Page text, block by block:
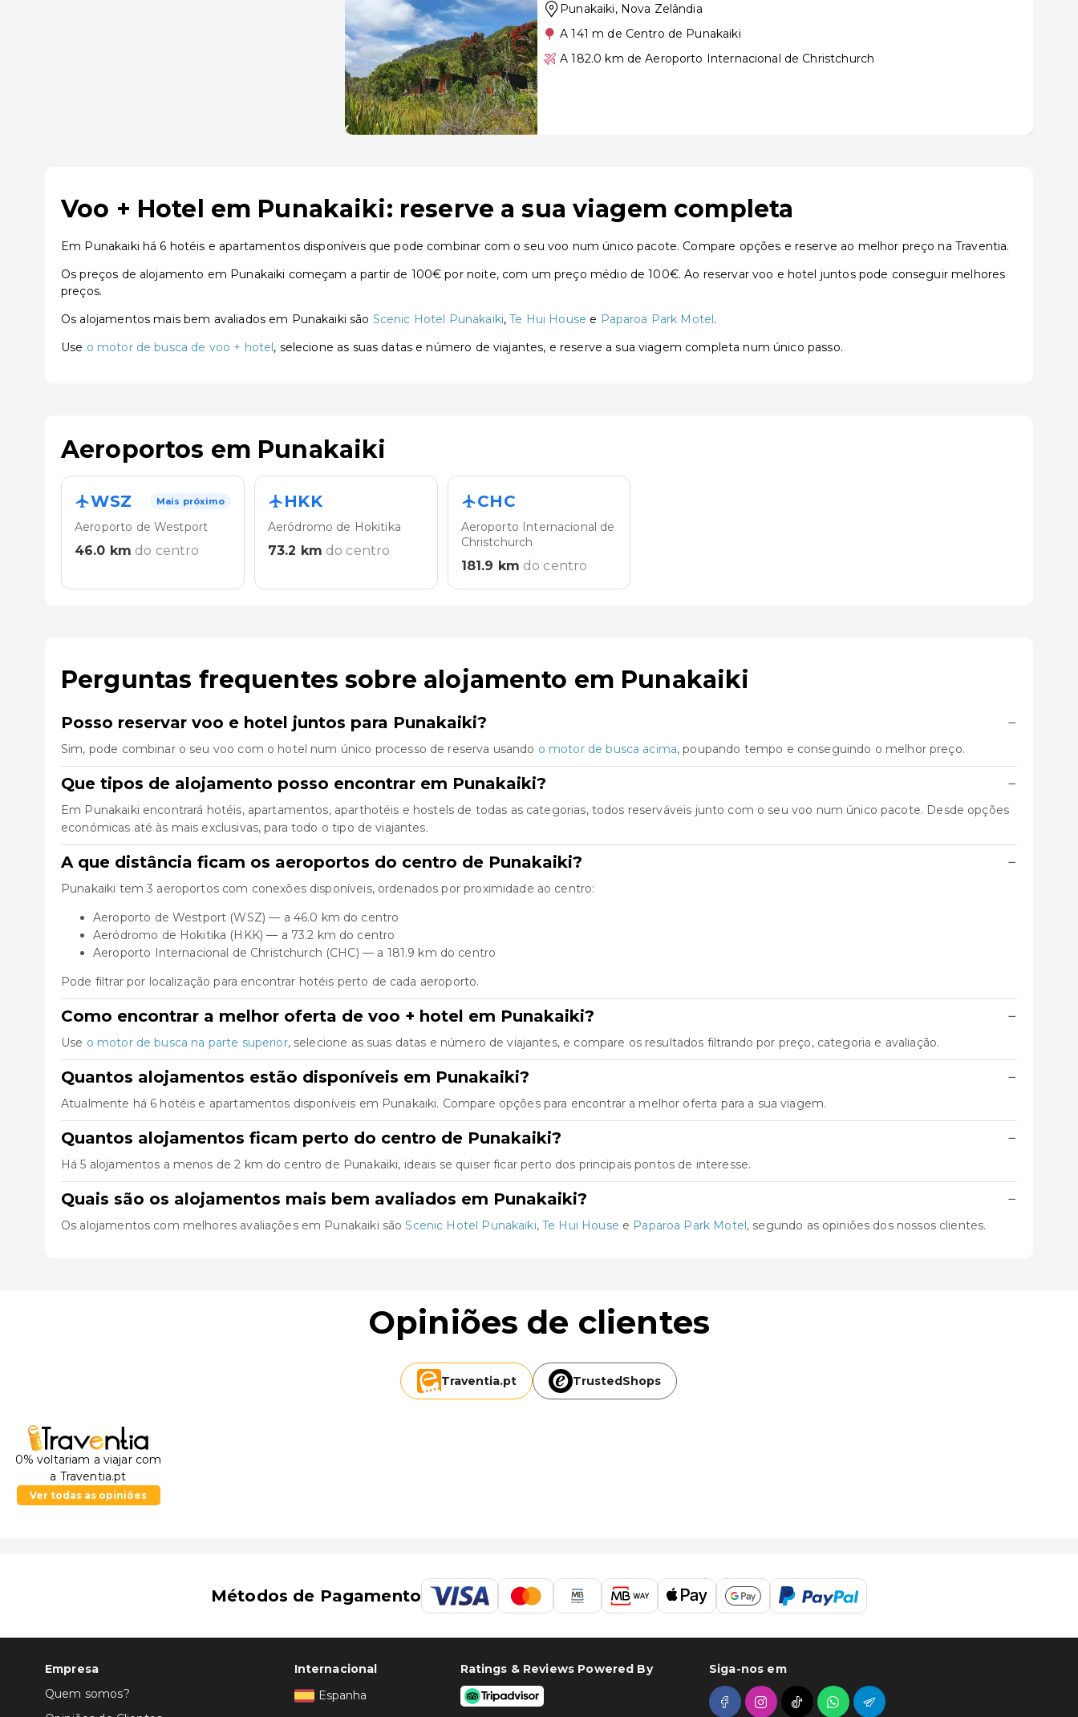
Punakaiki, Nova Zelândia
A 141 m de Centro de Punakaiki
A 182.0 km de Aeroporto Internacional de Christchurch
Voo + Hotel em Punakaiki: reserve a sua viagem completa
Em Punakaiki há 6 hotéis e apartamentos disponíveis que pode combinar com o seu voo num único pacote. Compare opções e reserve ao melhor preço na Traventia.
Os preços de alojamento em Punakaiki começam a partir de 100€ por noite, com um preço médio de 100€. Ao reservar voo e hotel juntos pode conseguir melhores
preços.
Os alojamentos mais bem avaliados em Punakaiki são Scenic Hotel Punakaiki,Te Hui House e Paparoa Park Motel.
Use o motor de busca de voo + hotel, selecione as suas datas e número de viajantes, e reserve a sua viagem completa num único passo.
Aeroportos em Punakaiki
WSZ Mais próximo
Aeroporto de Westport
46.0 km do centro
HKK
Aeródromo de Hokitika
73.2 km do centro
CHC
Aeroporto Internacional de
Christchurch
181.9 km do centro
Perguntas frequentes sobre alojamento em Punakaiki
Posso reservar voo e hotel juntos para Punakaiki? −
Sim, pode combinar o seu voo com o hotel num único processo de reserva usando o motor de busca acima, poupando tempo e conseguindo o melhor preço.
Que tipos de alojamento posso encontrar em Punakaiki? −
Em Punakaiki encontrará hotéis, apartamentos, aparthotéis e hostels de todas as categorias, todos reserváveis junto com o seu voo num único pacote. Desde opções
económicas até às mais exclusivas, para todo o tipo de viajantes.
A que distância ficam os aeroportos do centro de Punakaiki? −
Punakaiki tem 3 aeroportos com conexões disponíveis, ordenados por proximidade ao centro:
Aeroporto de Westport (WSZ) — a 46.0 km do centro
Aeródromo de Hokitika (HKK) — a 73.2 km do centro
Aeroporto Internacional de Christchurch (CHC) — a 181.9 km do centro
Pode filtrar por localização para encontrar hotéis perto de cada aeroporto.
Como encontrar a melhor oferta de voo + hotel em Punakaiki? −
Use o motor de busca na parte superior, selecione as suas datas e número de viajantes, e compare os resultados filtrando por preço, categoria e avaliação.
Quantos alojamentos estão disponíveis em Punakaiki? −
Atualmente há 6 hotéis e apartamentos disponíveis em Punakaiki. Compare opções para encontrar a melhor oferta para a sua viagem.
Quantos alojamentos ficam perto do centro de Punakaiki? −
Há 5 alojamentos a menos de 2 km do centro de Punakaiki, ideais se quiser ficar perto dos principais pontos de interesse.
Quais são os alojamentos mais bem avaliados em Punakaiki? −
Os alojamentos com melhores avaliações em Punakaiki sãoScenic Hotel Punakaiki,Te Hui House e Paparoa Park Motel, segundo as opiniões dos nossos clientes.
Opiniões de clientes
Traventia.pt TrustedShops
0% voltariam a viajar com
a Traventia.pt
Ver todas as opiniões
Métodos de Pagamento
Empresa
Quem somos?
Internacional
Espanha
Ratings & Reviews Powered By Siga-nos em